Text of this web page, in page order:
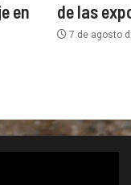
en
de las
7 de agosto